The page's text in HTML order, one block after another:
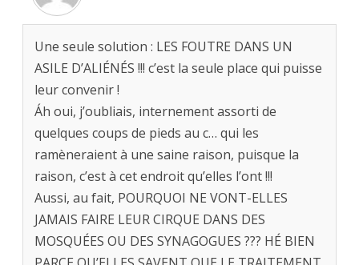
Une seule solution : LES FOUTRE DANS UN
ASILE D’ALIÉNÉS !!! c’est la seule place qui puisse
leur convenir !
Áh oui, j’oubliais, internement assorti de
quelques coups de pieds au c… qui les
ramèneraient à une saine raison, puisque la
raison, c’est à cet endroit qu’elles l’ont !!!
Aussi, au fait, POURQUOI NE VONT-ELLES
JAMAIS FAIRE LEUR CIRQUE DANS DES
MOSQUÉES OU DES SYNAGOGUES ??? HÉ BIEN